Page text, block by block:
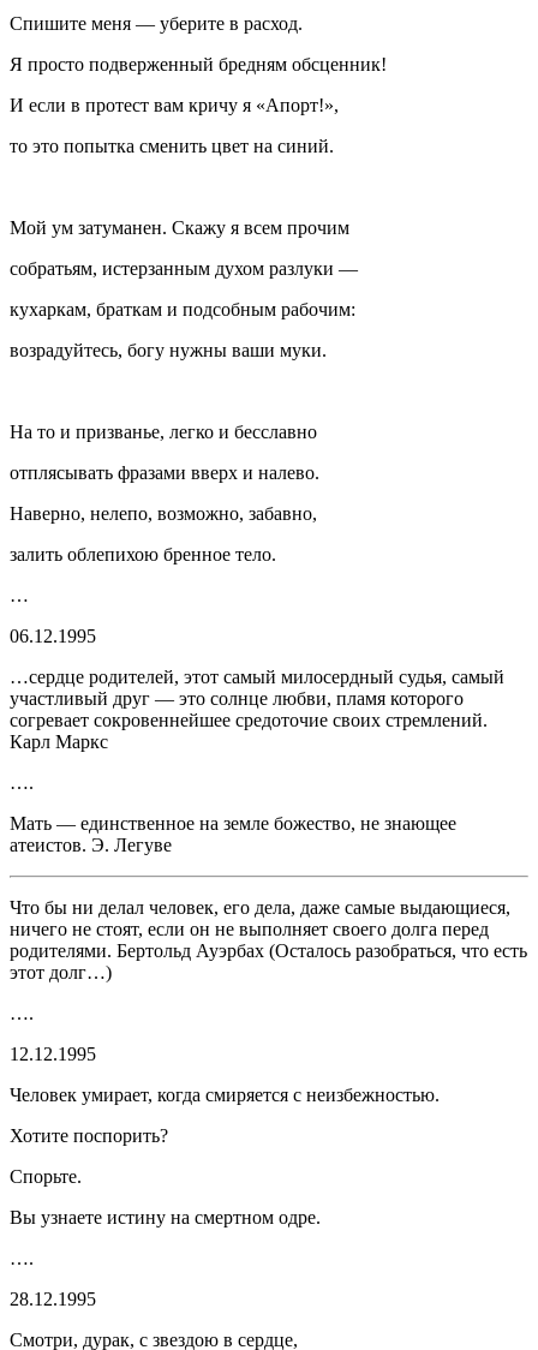
Спишите меня — уберите в расход.
Я просто подверженный бредням обсценник!
И если в протест вам кричу я «Апорт!»,
то это попытка сменить цвет на синий.
Мой ум затуманен. Скажу я всем прочим
собратьям, истерзанным духом разлуки —
кухаркам, браткам и подсобным рабочим:
возрадуйтесь, богу нужны ваши муки.
На то и призванье, легко и бесславно
отплясывать фразами вверх и налево.
Наверно, нелепо, возможно, забавно,
залить облепихою бренное тело.
…
06.12.1995
…сердце родителей, этот самый милосердный судья, самый
участливый друг — это солнце любви, пламя которого
согревает сокровеннейшее средоточие своих стремлений.
Карл Маркс
….
Мать — единственное на земле божество, не знающее
атеистов. Э. Легуве
Что бы ни делал человек, его дела, даже самые выдающиеся,
ничего не стоят, если он не выполняет своего долга перед
родителями. Бертольд Ауэрбах (Осталось разобраться, что есть
этот долг…)
….
12.12.1995
Человек умирает, когда смиряется с неизбежностью.
Хотите поспорить?
Спорьте.
Вы узнаете истину на смертном одре.
….
28.12.1995
Смотри, дурак, с звездою в сердце,